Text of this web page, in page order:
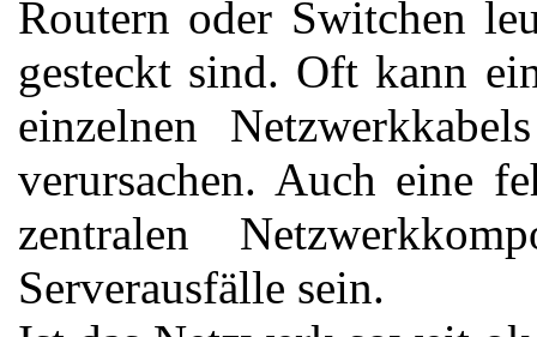
Routern oder Switchen
gesteckt sind. Oft kann
einzelnen
verursachen. Auch eine
zentralen
Serverausfälle sein.